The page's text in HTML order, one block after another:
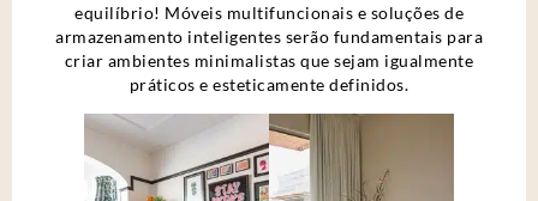
equilíbrio! Móveis multifuncionais e soluções de
armazenamento inteligentes serão fundamentais para
criar ambientes minimalistas que sejam igualmente
práticos e esteticamente definidos.